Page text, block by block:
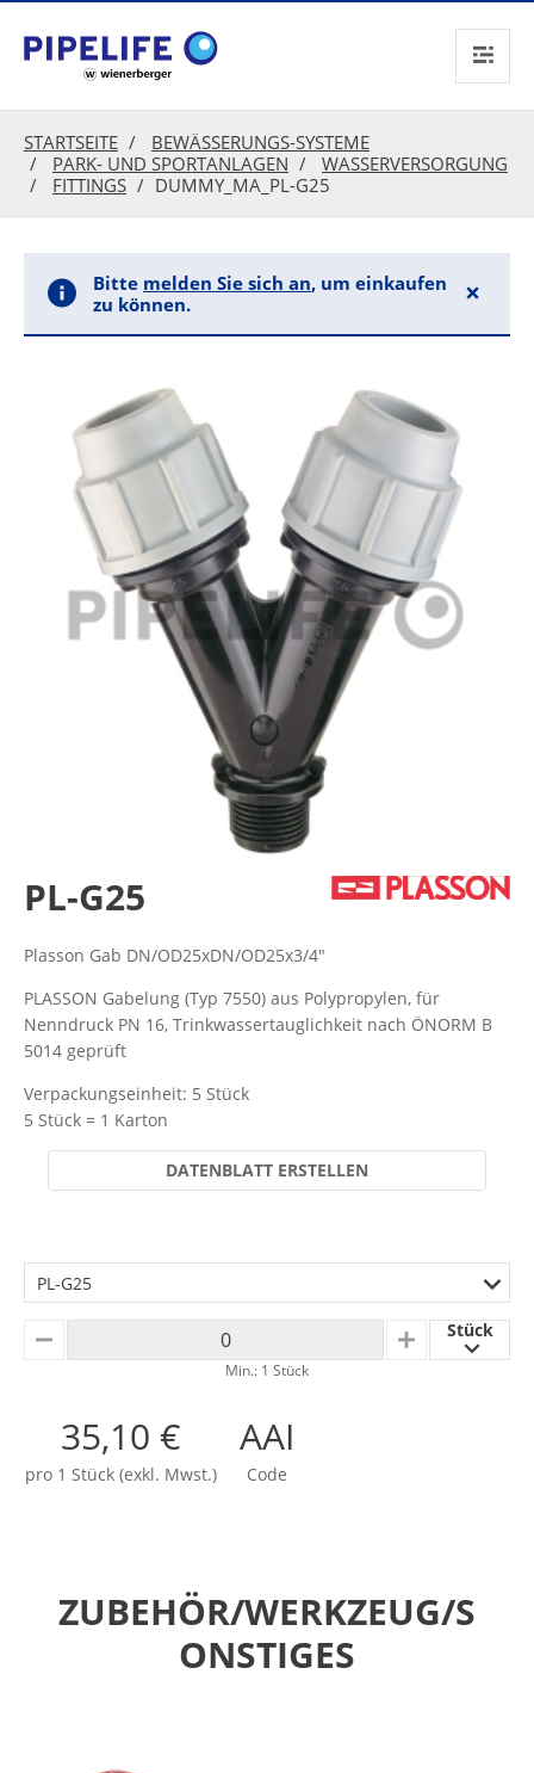
text.skipToContent
text.skipToNavigation
STARTSEITE
BEWÄSSERUNGS-SYSTEME
PARK- UND SPORTANLAGEN
WASSERVERSORGUNG
FITTINGS
DUMMY_MA_PL-G25
Bitte melden Sie sich an, um einkaufen
zu können.
×
PL-G25
Plasson Gab DN/OD25xDN/OD25x3/4"
PLASSON Gabelung (Typ 7550) aus Polypropylen, für
Nenndruck PN 16, Trinkwassertauglichkeit nach ÖNORM B
5014 geprüft
Verpackungseinheit: 5 Stück
5 Stück = 1 Karton
DATENBLATT ERSTELLEN
PL-G25
MINUS PLUS
Stück
Min.: 1 Stück
35,10 €
pro 1 Stück (exkl. Mwst.)
AAI
Code
ZUBEHÖR/WERKZEUG/S
ONSTIGES